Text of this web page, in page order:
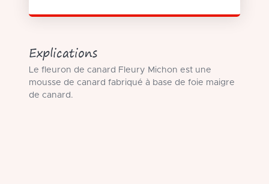
Explications
Le fleuron de canard Fleury Michon est une
mousse de canard fabriqué à base de foie maigre
de canard.